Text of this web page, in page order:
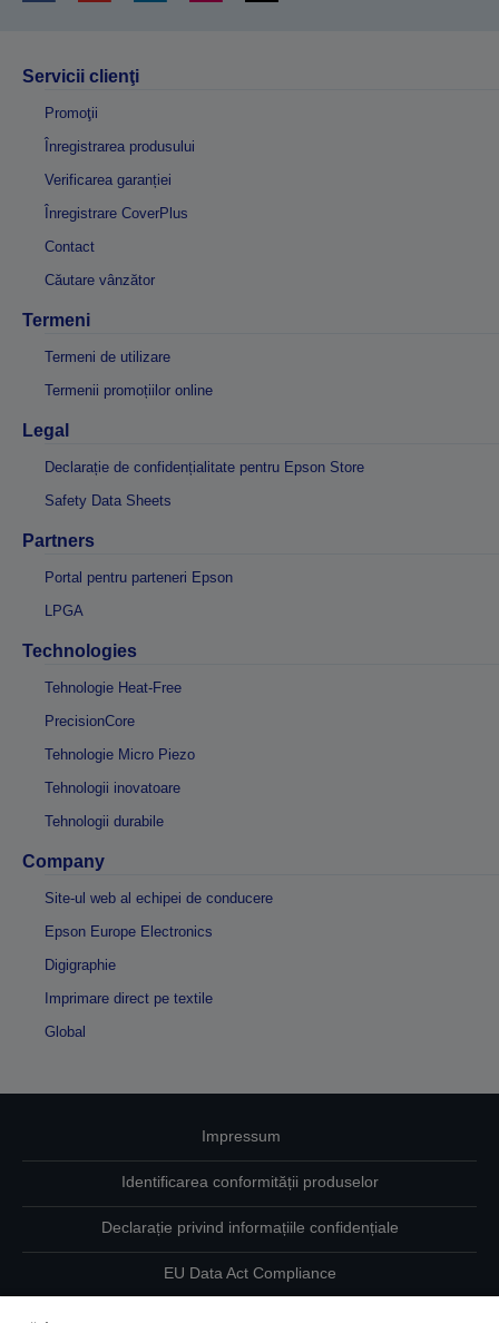
Servicii clienţi
Promoţii
Înregistrarea produsului
Verificarea garanției
Înregistrare CoverPlus
Contact
Căutare vânzător
Termeni
Termeni de utilizare
Termenii promoțiilor online
Legal
Declarație de confidențialitate pentru Epson Store
Safety Data Sheets
Partners
Portal pentru parteneri Epson
LPGA
Technologies
Tehnologie Heat-Free
PrecisionCore
Tehnologie Micro Piezo
Tehnologii inovatoare
Tehnologii durabile
Company
Site-ul web al echipei de conducere
Epson Europe Electronics
Digigraphie
Imprimare direct pe textile
Global
Impressum
Identificarea conformității produselor
Declarație privind informațiile confidențiale
EU Data Act Compliance